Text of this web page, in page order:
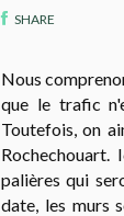
SHARE
Nous
que le trafic
Toutefois, on
palières qui
date, les murs